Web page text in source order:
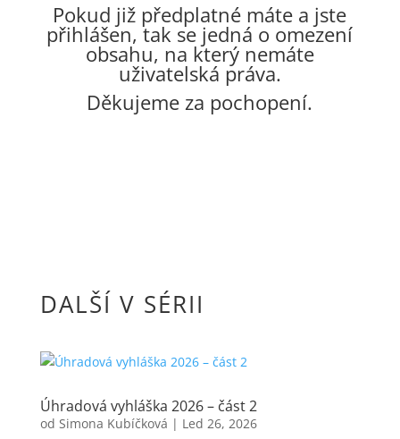
Pokud již předplatné máte a jste
přihlášen, tak se jedná o omezení
obsahu, na který nemáte
uživatelská práva.
Děkujeme za pochopení.
DALŠÍ V SÉRII
Úhradová vyhláška 2026 – část 2
od Simona Kubíčková | Led 26, 2026